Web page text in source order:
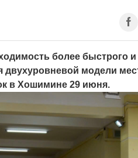
более быстрого и
двухуровневой модели
в Хошимине 29 июня.